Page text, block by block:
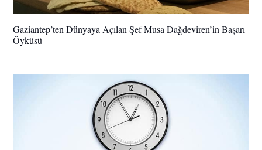
Gaziantep’ten Dünyaya Açılan Şef Musa Dağdeviren’in Başarı
Öyküsü